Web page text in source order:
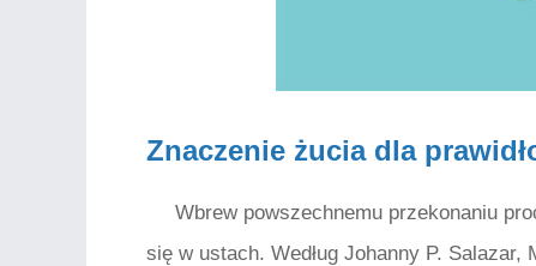
Znaczenie żucia dla
Wbrew powszechnemu przekonaniu
się w ustach. Według Johanny P.